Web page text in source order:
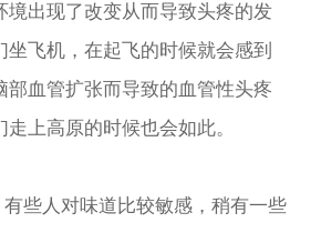
境出现了改变从而导致头疼的发
坐飞机，在起飞的时候就会感到
部血管扩张而导致的血管性头疼
上高原的时候也会如此。
人对味道比较敏感，稍有一些